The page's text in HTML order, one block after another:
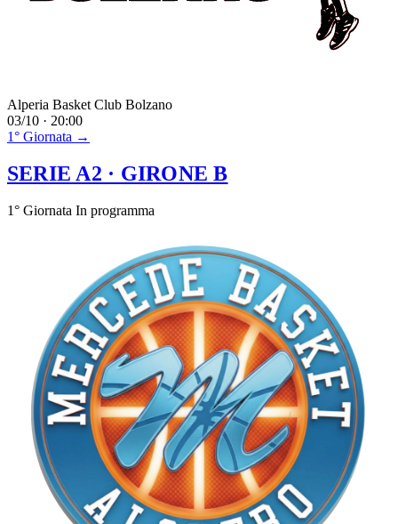
Alperia Basket Club Bolzano
03/10 · 20:00
1° Giornata →
SERIE A2 · GIRONE B
1° Giornata In programma